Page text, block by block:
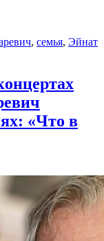
, семья, Эйнат
«Что в